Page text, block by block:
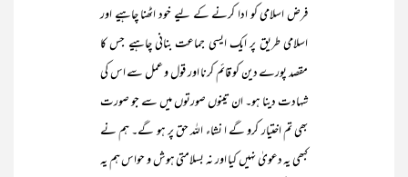
فرض اسلامی کو ادا کرنے کے لیے خود اٹھنا چاہیے اور
اسلامی طریق پر ایک ایسی جماعت بنانی چاہیے جس کا
مقصد پورے دین کو قائم کرنا اور قول و عمل سے اس کی
شہادت دینا ہو۔ ان تینوں صورتوں میں سے جو صورت
بھی تم اختیار کرو گے ا نشاء اللہ حق پر ہو گے۔ ہم نے
کبھی یہ دعویٰ نہیں کیا اور نہ بسلامتی ہوش و حواس ہم یہ